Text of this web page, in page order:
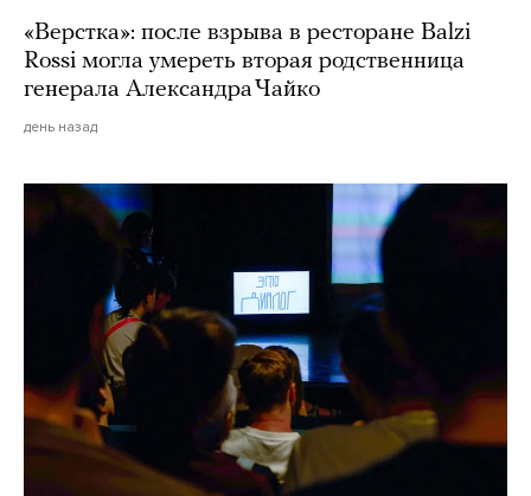
«Верстка»: после взрыва в ресторане Balzi
Rossi могла умереть вторая родственница
генерала Александра Чайко
день назад